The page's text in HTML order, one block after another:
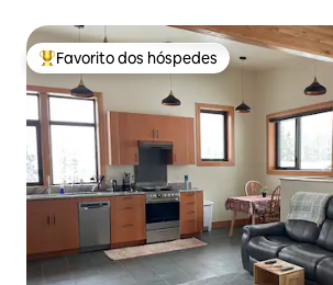
Favoritos dos hóspedes mais apreciados
Favorito dos hóspedes